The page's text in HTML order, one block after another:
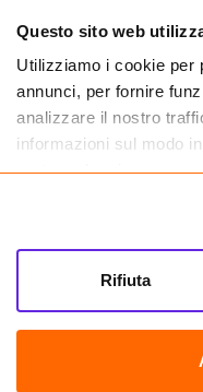
Questo sito web
Utilizziamo i cookie per
annunci, per fornire
analizzare il nostro
informazioni sul modo
partner che si
informazioni che hai
tuo utilizzo dei loro
Rifiuta
Farma.it S.a.s. P. IVA 07417261216
CREDITS
Sede legale Via delle